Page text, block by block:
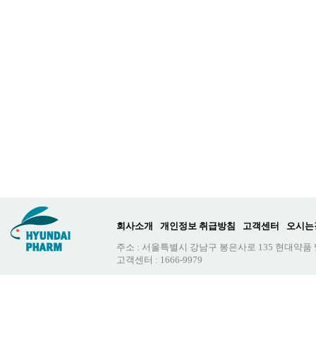
회사소개 개인정보 취급방침 고객센터
오시는
주소 : 서울특별시 강남구 봉은사로 135 현대약품
고객센터 : 1666-9979